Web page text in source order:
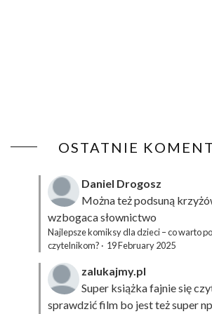
OSTATNIE
Daniel Drogosz
Można też podsuną
wzbogaca słownictwo
Najlepsze komiksy dla dzieci – co warto
czytelnikom? · 19 February 2025
zalukajmy.pl
Super książka fajnie się
sprawdzić film bo jest też super